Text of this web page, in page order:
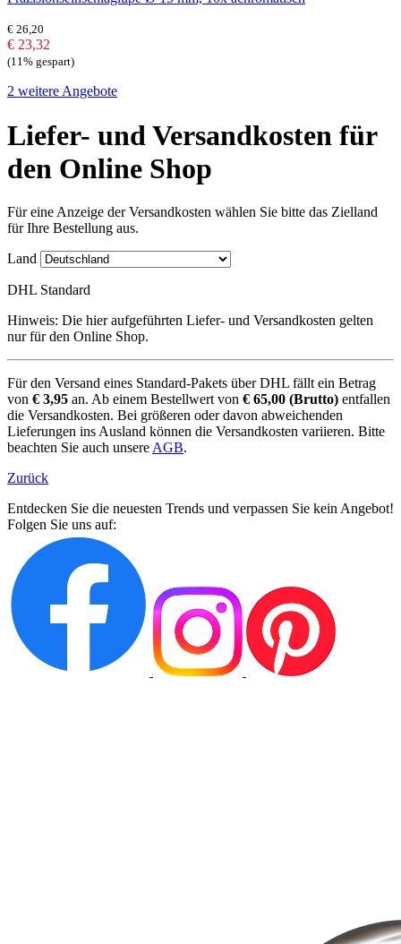
€ 26,20
€ 23,32
(11% gespart)
2 weitere Angebote
Liefer- und Versandkosten für
den Online Shop
Für eine Anzeige der Versandkosten wählen Sie bitte das Zielland
für Ihre Bestellung aus.
Land
DHL Standard
Hinweis: Die hier aufgeführten Liefer- und Versandkosten gelten
nur für den Online Shop.
Für den Versand eines Standard-Pakets über DHL fällt ein Betrag
von € 3,95 an. Ab einem Bestellwert von € 65,00 (Brutto) entfallen
die Versandkosten. Bei größeren oder davon abweichenden
Lieferungen ins Ausland können die Versandkosten variieren. Bitte
beachten Sie auch unsere AGB.
Zurück
Entdecken Sie die neuesten Trends und verpassen Sie kein Angebot!
Folgen Sie uns auf: